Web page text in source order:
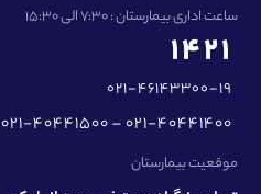
ساعت اداری بیمارستان : 7:30 الی 15:30
1421
021-46143300-19
021-40441500 – 021-40441400
موقعیت بیمارستان